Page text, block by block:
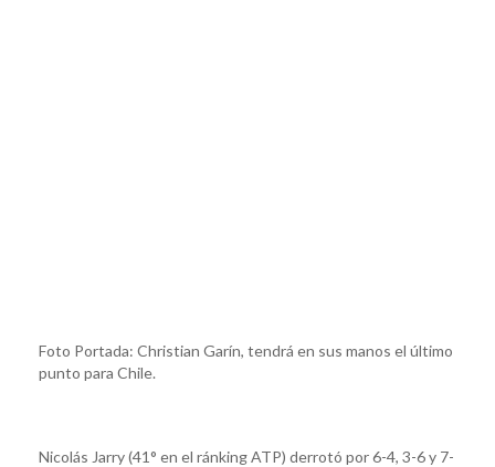
Foto Portada: Christian Garín, tendrá en sus manos el último
punto para Chile.
Nicolás Jarry (41° en el ránking ATP) derrotó por 6-4, 3-6 y 7-